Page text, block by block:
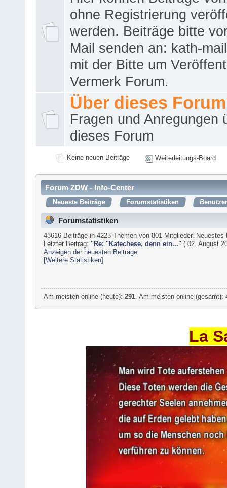
ohne Registrierung
werden. Beiträge bitte
Mail senden an: kath-
mit der Bitte um
Vermerk Forum.
Über dieses Forum
Fragen und Anregungen
dieses Forum
Keine neuen Beiträge Weiterleitungs-Board
Forum ZDW - Info-Center
Neueste Beiträge Forumstatistiken
Forumstatistiken
43616 Beiträge in 4223 Themen von 801 Mitglieder.
Letzter Beitrag: "Re: "Katechese, denn ein..." ( 02. August
Anzeigen der neuesten Beiträge
[Weitere Statistiken]
Am meisten online (heute):291 . Am meisten online
La